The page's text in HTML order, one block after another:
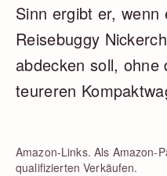
Sinn ergibt er, wenn
Reisebuggy
abdecken soll, ohne
teureren
Amazon-Links. Als Amazon-
qualifizierten Verkäufen.